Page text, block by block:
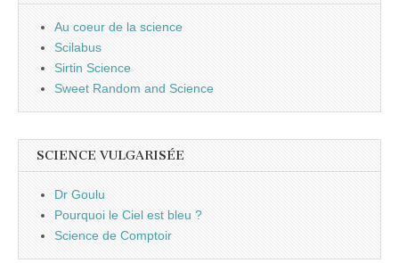
Au coeur de la science
Scilabus
Sirtin Science
Sweet Random and Science
SCIENCE VULGARISÉE
Dr Goulu
Pourquoi le Ciel est bleu ?
Science de Comptoir